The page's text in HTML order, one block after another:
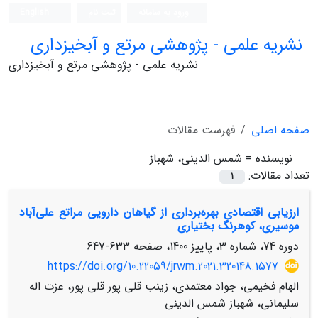
نشریه علمی - پژوهشی مرتع و آبخیزداری
نشریه علمی - پژوهشی مرتع و آبخیزداری
صفحه اصلی
فهرست مقالات
نویسنده = شمس الدینی، شهباز
تعداد مقالات:
1
ارزیابی اقتصادی بهره‌‌برداری از گیاهان دارویی مراتع علی‌آباد
موسیری، کوهرنگ بختیاری
دوره 74، شماره 3، پاییز 1400، صفحه
633-647
https://doi.org/10.22059/jrwm.2021.320148.1577
الهام فخیمی، جواد معتمدی، زینب قلی پور قلی پور، عزت اله
سلیمانی، شهباز شمس الدینی